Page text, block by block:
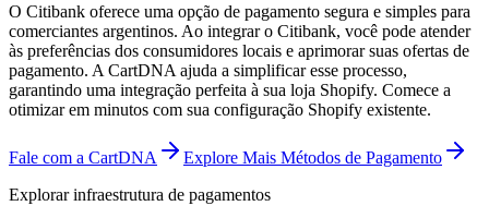
O Citibank oferece uma opção de pagamento segura e simples para
comerciantes argentinos. Ao integrar o Citibank, você pode atender
às preferências dos consumidores locais e aprimorar suas ofertas de
pagamento. A CartDNA ajuda a simplificar esse processo,
garantindo uma integração perfeita à sua loja Shopify. Comece a
otimizar em minutos com sua configuração Shopify existente.
Fale com a CartDNA
Explore Mais Métodos de Pagamento
Explorar infraestrutura de pagamentos